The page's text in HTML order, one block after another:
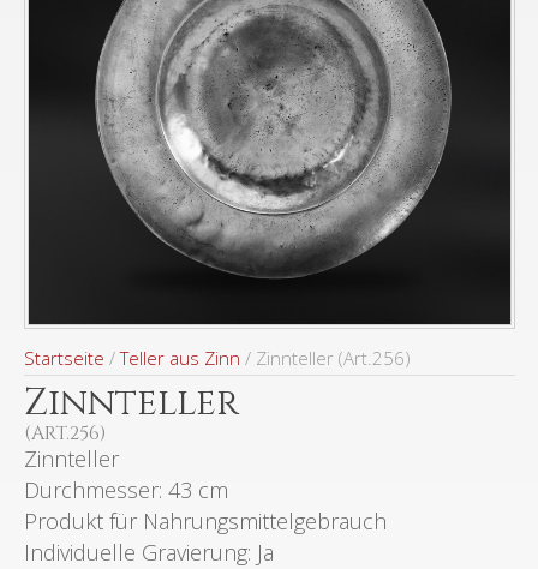
Oberflächen und
Individuelle Gravuren
Startseite /Teller aus Zinn / Zinnteller (Art.256)
Zinnteller
(ART.256)
Zinnteller
Durchmesser: 43 cm
Produkt für Nahrungsmittelgebrauch
Individuelle Gravierung: Ja